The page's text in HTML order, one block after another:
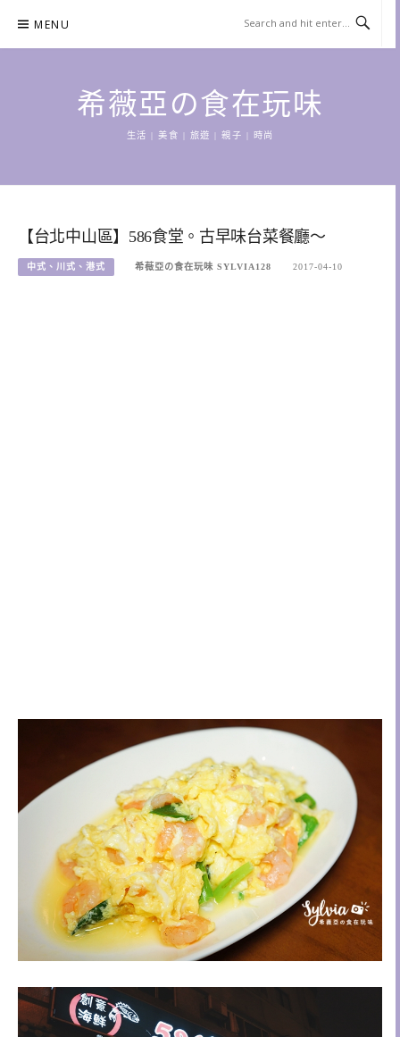
content
MENU
希薇亞の食在玩味
生活 | 美食 | 旅遊 | 親子 | 時尚
【台北中山區】586食堂。古早味台菜餐廳～
中式、川式、港式 希薇亞の食在玩味 SYLVIA128 2017-04-10